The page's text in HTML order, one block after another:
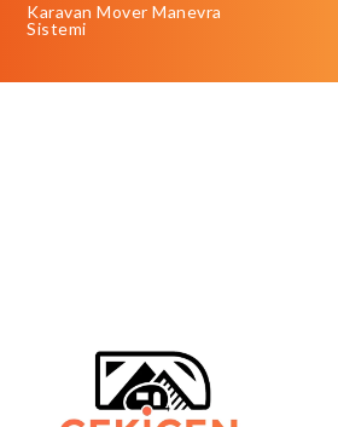
Karavan Mover Manevra
Sistemi